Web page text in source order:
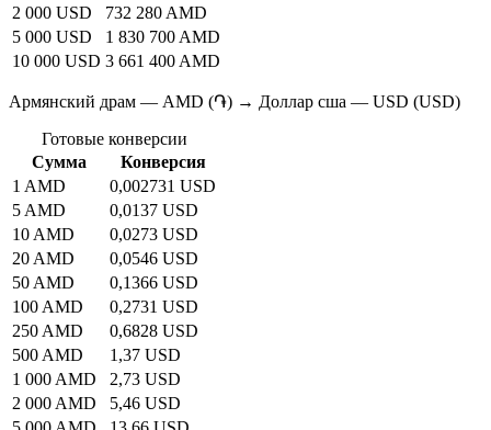
2 000 USD
732 280 AMD
5 000 USD
1 830 700 AMD
10 000 USD 3 661 400 AMD
Армянский драм — AMD (֏) → Доллар сша — USD (USD)
Готовые конверсии
Сумма
Конверсия
1 AMD
0,002731 USD
5 AMD
0,0137 USD
10 AMD
0,0273 USD
20 AMD
0,0546 USD
50 AMD
0,1366 USD
100 AMD
0,2731 USD
250 AMD
0,6828 USD
500 AMD
1,37 USD
1 000 AMD
2,73 USD
2 000 AMD
5,46 USD